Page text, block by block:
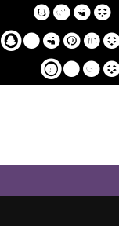
home